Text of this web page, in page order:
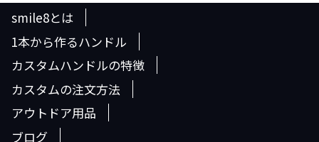
smile8とは
1本から作るハンドル
カスタムハンドルの特徴
カスタムの注文方法
アウトドア用品
ブログ